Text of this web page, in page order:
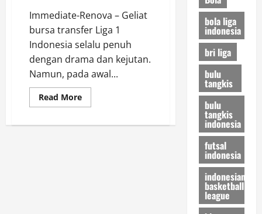
Immediate-Renova – Geliat
bursa transfer Liga 1
Indonesia selalu penuh
dengan drama dan kejutan.
Namun, pada awal...
Read MoreRead
more
Fathurrahman
bola liga
indonesia
bri liga
bulu
tangkis
bulu
tangkis
indonesia
futsal
indonesia
indonesian
basketball
league